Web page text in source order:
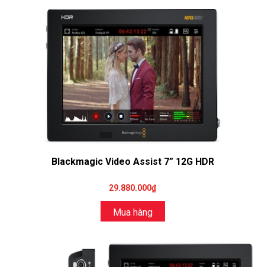
Blackmagic Video Assist 7” 12G HDR
29.880.000₫
Mua hàng